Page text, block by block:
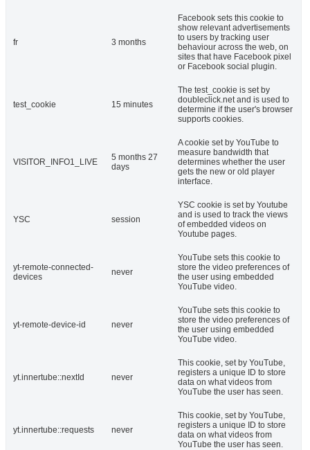
fr 3 months
Facebook sets this cookie to
show relevant advertisements
to users by tracking user
behaviour across the web, on
sites that have Facebook pixel
or Facebook social plugin.
test_cookie 15 minutes
The test_cookie is set by
doubleclick.net and is used to
determine if the user's browser
supports cookies.
VISITOR_INFO1_LIVE
5 months 27
days
A cookie set by YouTube to
measure bandwidth that
determines whether the user
gets the new or old player
interface.
YSC session
YSC cookie is set by Youtube
and is used to track the views
of embedded videos on
Youtube pages.
yt-remote-connected-
devices
never
YouTube sets this cookie to
store the video preferences of
the user using embedded
YouTube video.
yt-remote-device-id never
YouTube sets this cookie to
store the video preferences of
the user using embedded
YouTube video.
yt.innertube::nextId never
This cookie, set by YouTube,
registers a unique ID to store
data on what videos from
YouTube the user has seen.
yt.innertube::requests never
This cookie, set by YouTube,
registers a unique ID to store
data on what videos from
YouTube the user has seen.